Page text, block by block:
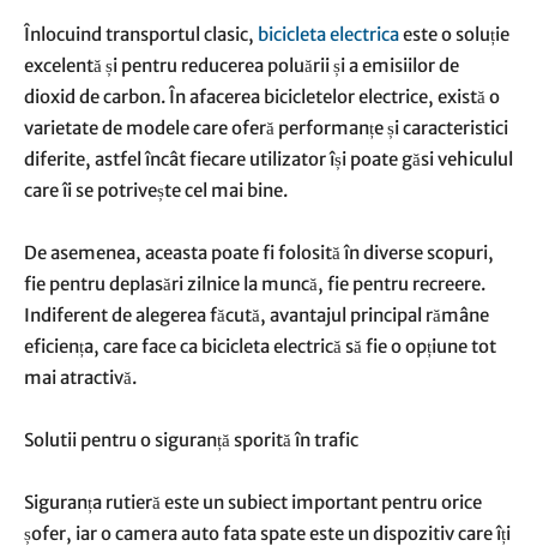
Înlocuind transportul clasic, bicicleta electricaeste o soluție
excelentă și pentru reducerea poluării și a emisiilor de
dioxid de carbon. În afacerea bicicletelor electrice, există o
varietate de modele care oferă performanțe și caracteristici
diferite, astfel încât fiecare utilizator își poate găsi vehiculul
care îi se potrivește cel mai bine.
De asemenea, aceasta poate fi folosită în diverse scopuri,
fie pentru deplasări zilnice la muncă, fie pentru recreere.
Indiferent de alegerea făcută, avantajul principal rămâne
eficiența, care face ca bicicleta electrică să fie o opțiune tot
mai atractivă.
Solutii pentru o siguranță sporită în trafic
Siguranța rutieră este un subiect important pentru orice
șofer, iar o camera auto fata spate este un dispozitiv care îți